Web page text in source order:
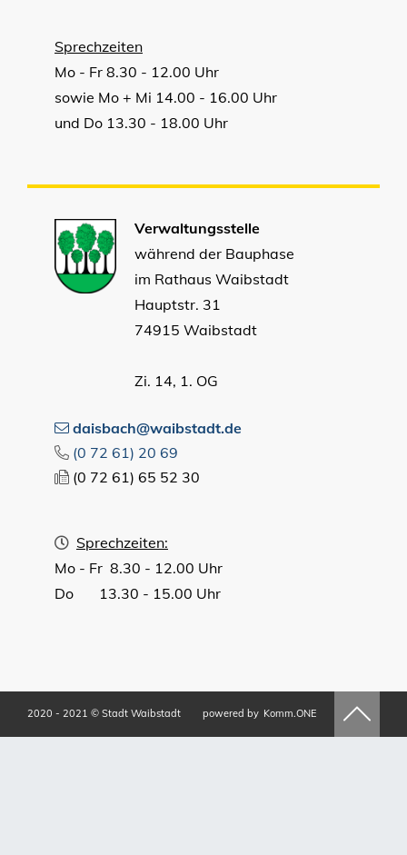
Sprechzeiten
Mo - Fr 8.30 - 12.00 Uhr
sowie Mo + Mi 14.00 - 16.00 Uhr
und Do 13.30 - 18.00 Uhr
Verwaltungsstelle
während der Bauphase
im Rathaus Waibstadt
Hauptstr. 31
74915 Waibstadt
Zi. 14, 1. OG
daisbach@waibstadt.de
(0 72 61) 20 69
(0 72 61) 65 52 30
Sprechzeiten:
Mo - Fr 8.30 - 12.00 Uhr
Do 13.30 - 15.00 Uhr
2020 - 2021 © Stadt Waibstadt powered by Komm.ONE